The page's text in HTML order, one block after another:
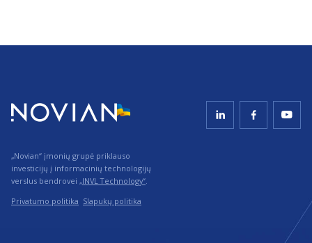
„Novian“ įmonių grupė priklauso
investicijų į informacinių technologijų
verslus bendrovei „INVL Technology“
Privatumo politika Slapukų politika